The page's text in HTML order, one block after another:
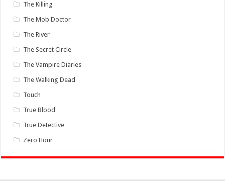
The Killing
The Mob Doctor
The River
The Secret Circle
The Vampire Diaries
The Walking Dead
Touch
True Blood
True Detective
Zero Hour